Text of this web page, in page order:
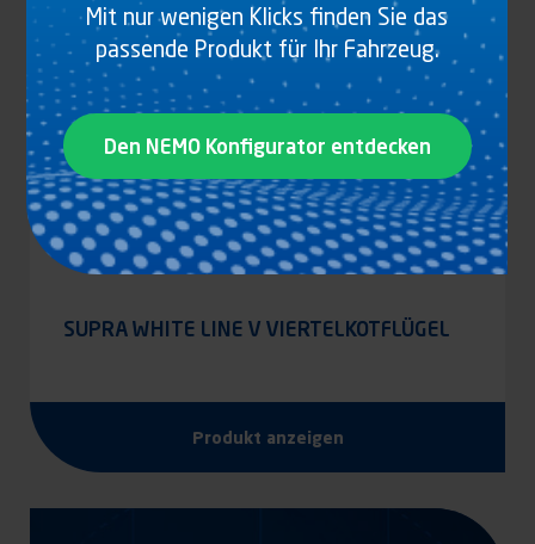
SUPRA WHITE LINE V VIERTELKOTFLÜGEL
Produkt anzeigen
Mit nur wenigen Klicks finden Sie das
passende Produkt für Ihr Fahrzeug.
Den NEMO Konfigurator entdecken